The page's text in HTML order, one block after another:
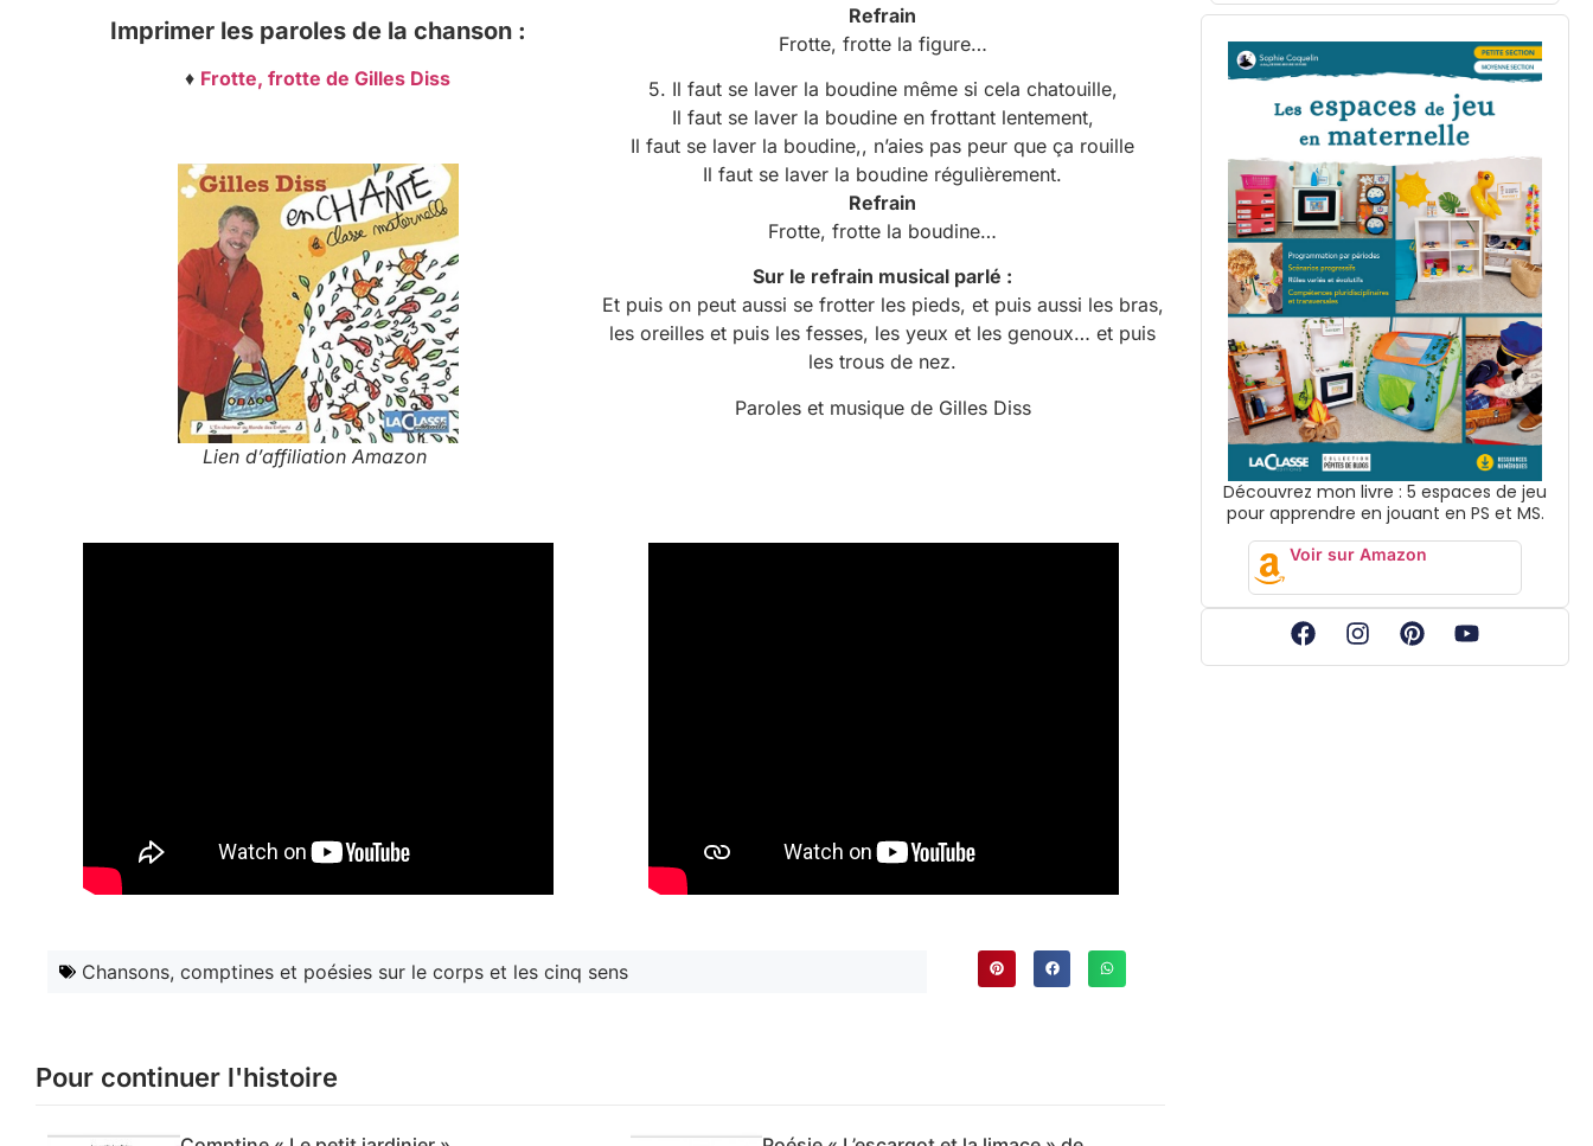
Imprimer les paroles de la chanson :
♦ Frotte, frotte de Gilles Diss
Lien d’affiliation Amazon
Refrain
Frotte, frotte la figure…
5. Il faut se laver la boudine même si cela chatouille,
Il faut se laver la boudine en frottant lentement,
Il faut se laver la boudine,, n’aies pas peur que ça rouille
Il faut se laver la boudine régulièrement.
Refrain
Frotte, frotte la boudine…
Sur le refrain musical parlé :
Et puis on peut aussi se frotter les pieds, et puis aussi les bras,
les oreilles et puis les fesses, les yeux et les genoux… et puis
les trous de nez.
Paroles et musique de Gilles Diss
Chansons, comptines et poésies sur le corps et les cinq sens
Pour continuer l'histoire
Découvrez mon livre : 5 espaces de jeu
pour apprendre en jouant en PS et MS.
Voir sur Amazon